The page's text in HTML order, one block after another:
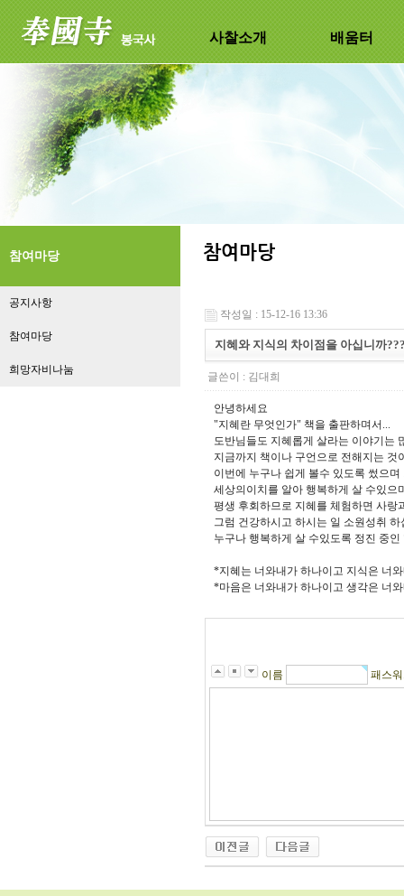
사찰소개 배움터
참여마당
공지사항
참여마당
희망자비나눔
작성일 : 15-12-16 13:36
지혜와 지식의 차이점을 아십니까
글쓴이 : 김대희
안녕하세요
"지혜란 무엇인가" 책을 출판하며서...
도반님들도 지혜롭게 살라는 이야기는
지금까지 책이나 구언으로 전해지는 것
이번에 누구나 쉽게 볼수 있도록 썼으
세상의이치를 알아 행복하게 살 수있으
평생 후회하므로 지혜를 체험하면 사랑
그럼 건강하시고 하시는 일 소원성취 하
누구나 행복하게 살 수있도록 정진 중
*지혜는 너와내가 하나이고 지식은 너
*마음은 너와내가 하나이고 생각은 너
이름 패스